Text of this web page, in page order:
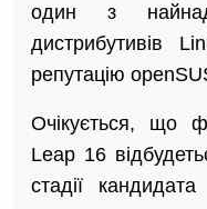
один з
дистрибутивів
репутацію
Очікується, що
Leap 16
стадії